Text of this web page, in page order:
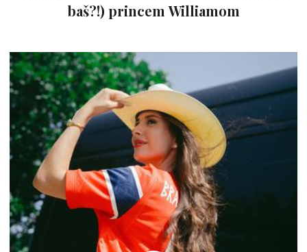
baš?!) princem Williamom